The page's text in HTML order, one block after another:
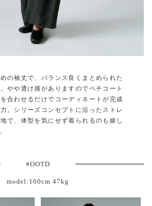
の袖丈で、バランス良くまとめられた
やや透け感がありますのでペチコート
合わせるだけでコーディネートが完成
。シリーズコンセプトに沿ったストレ
で、体型を気にせず着られるのも嬉し
#OOTD
model:160cm 47kg